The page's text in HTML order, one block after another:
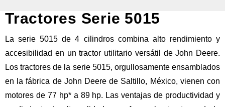
Tractores Serie 5015
La serie 5015 de 4 cilindros combina alto rendimiento y
accesibilidad en un tractor utilitario versátil de John Deere.
Los tractores de la serie 5015, orgullosamente ensamblados
en la fábrica de John Deere de Saltillo, México, vienen con
motores de 77 hp* a 89 hp. Las ventajas de productividad y